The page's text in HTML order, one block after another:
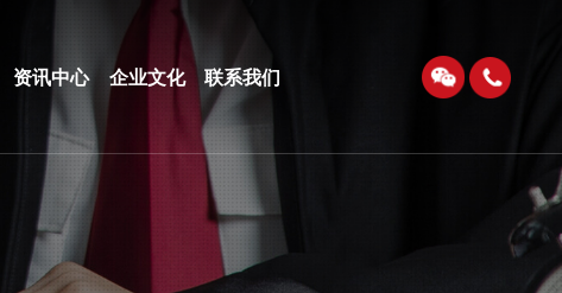
资讯中心 企业文化 联系我们